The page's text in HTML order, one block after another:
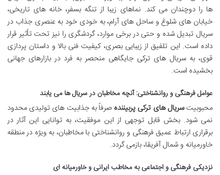
ها را دوچندان می کند. نماهای زیبا از تنگه بسفر، خانه های تاریخی،
خیابان های شلوغ و ساحل های آرام، به خودی خود به عنصری جذاب در
سریال تبدیل شده و حتی در برخی موارد، گردشگری را نیز تحت تأثیر قرار
داده است. این تلفیق از زیبایی بصری، کیفیت فنی بالا و داستان پردازی
قوی، به سریال های ترکی جایگاهی منحصر به فرد در بازارهای جهانی
بخشیده است.
عوامل فرهنگی و روانشناختی: آنچه مخاطبان در سریال ها می یابند
محبوبیتسریال های ترکی پربیننده صرفاً به جذابیت های تولیدی محدود
نمی شود. بخش قابل توجهی از این موفقیت، به توانایی این آثار در
برقراری ارتباط عمیق فرهنگی و روانشناختی با مخاطبان، به ویژه در منطقه
خاورمیانه و شمال آفریقا، بازمی گردد.
نزدیکی فرهنگی و اجتماعی به مخاطب ایرانی و خاورمیانه ای